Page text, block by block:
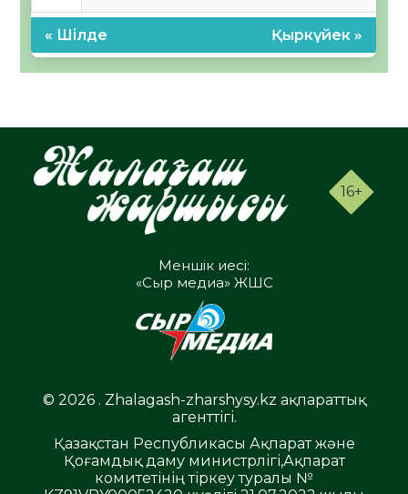
« Шілде Қыркүйек »
16+
Меншік иесі:
«Сыр медиа» ЖШС
© 2026 . Zhalagash-zharshysy.kz ақпараттық
агенттігі.
Қазақстан Республикасы Ақпарат және
Қоғамдық даму министрлігі,Ақпарат
комитетінің тіркеу туралы №